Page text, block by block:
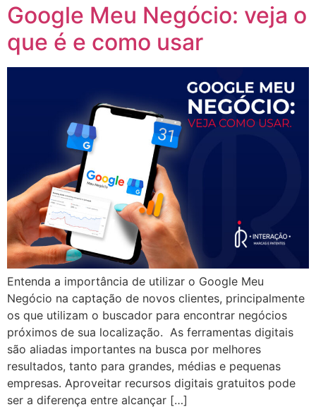
Google Meu Negócio: veja o
que é e como usar
Entenda a importância de utilizar o Google Meu
Negócio na captação de novos clientes, principalmente
os que utilizam o buscador para encontrar negócios
próximos de sua localização. As ferramentas digitais
são aliadas importantes na busca por melhores
resultados, tanto para grandes, médias e pequenas
empresas. Aproveitar recursos digitais gratuitos pode
ser a diferença entre alcançar […]